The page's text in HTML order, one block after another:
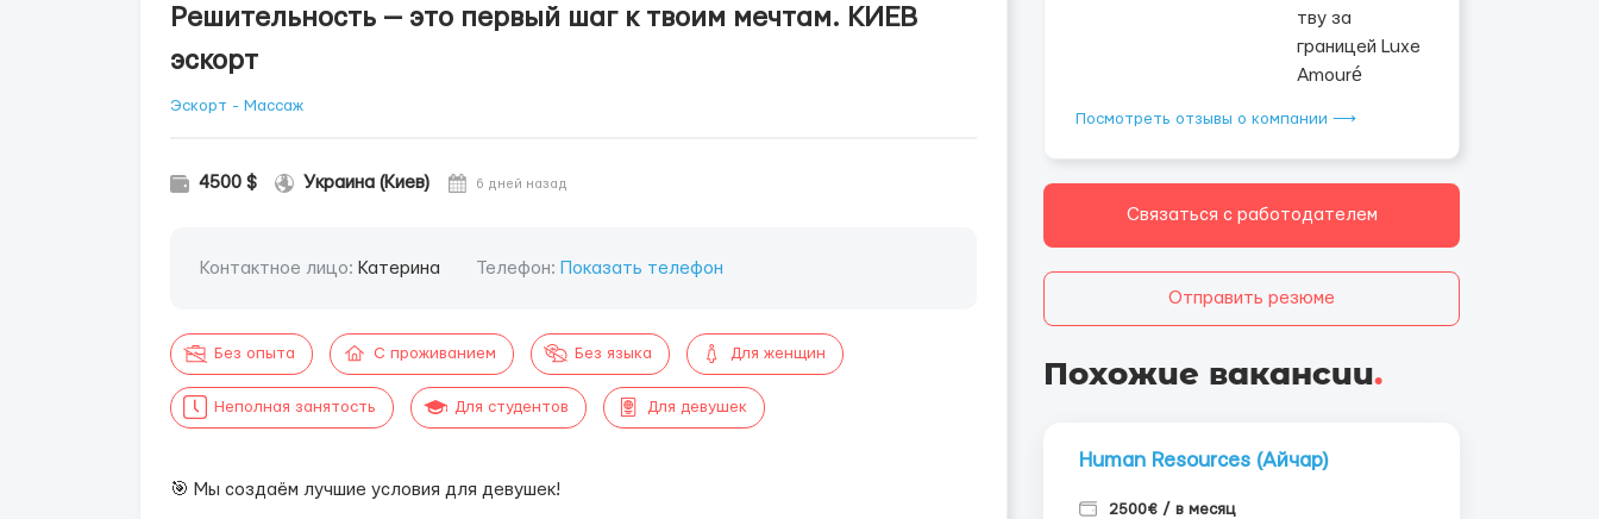
Решительность — это первый шаг к твоим мечтам. КИЕВ
эскорт
Эскорт - Массаж
4500 $ Украина (Киев) 6 дней назад
Контактное лицо: Катерина Телефон: Показать телефон
Без опыта С проживанием Без языка Для женщин
Неполная занятость Для студентов Для девушек
🎯 Мы создаём лучшие условия для девушек!
Посмотреть отзывы о компании ⟶
Связаться с работодателем
Отправить резюме
Похожие вакансии.
Human Resources (Айчар)
2500€ / в месяц